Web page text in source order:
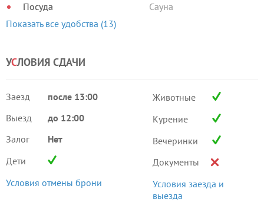
Посуда
Сауна
Показать все удобства (13)
УСЛОВИЯ СДАЧИ
Заезд
после 13:00
Выезд
до 12:00
Залог
Нет
Дети
Условия отмены брони
Животные
Курение
Вечеринки
Документы
Условия заезда и
выезда